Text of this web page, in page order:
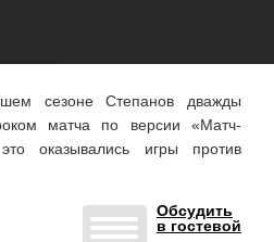
сезоне Степанов дважды
матча по версии «Матч-
оказывались игры против
Обсудить
в гостевой